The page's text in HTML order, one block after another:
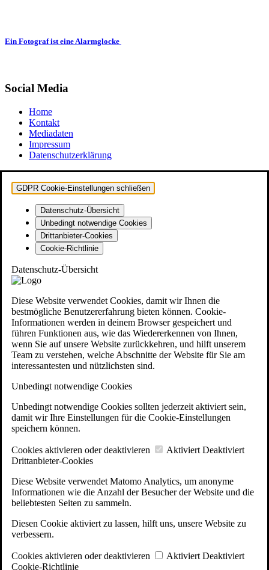
Ein Fotograf ist eine Alarmglocke
Social Media
Home
Kontakt
Mediadaten
Impressum
Datenschutzerklärung
GDPR Cookie-Einstellungen schließen
Datenschutz-Übersicht
Unbedingt notwendige Cookies
Drittanbieter-Cookies
Cookie-Richtlinie
Datenschutz-Übersicht
Diese Website verwendet Cookies, damit wir Ihnen die
bestmögliche Benutzererfahrung bieten können. Cookie-
Informationen werden in deinem Browser gespeichert und
führen Funktionen aus, wie das Wiedererkennen von Ihnen,
wenn Sie auf unsere Website zurückkehren, und hilft unserem
Team zu verstehen, welche Abschnitte der Website für Sie am
interessantesten und nützlichsten sind.
Unbedingt notwendige Cookies
Unbedingt notwendige Cookies sollten jederzeit aktiviert sein,
damit wir Ihre Einstellungen für die Cookie-Einstellungen
speichern können.
Cookies aktivieren oder deaktivieren Aktiviert Deaktiviert
Drittanbieter-Cookies
Diese Website verwendet Matomo Analytics, um anonyme
Informationen wie die Anzahl der Besucher der Website und die
beliebtesten Seiten zu sammeln.
Diesen Cookie aktiviert zu lassen, hilft uns, unsere Website zu
verbessern.
Cookies aktivieren oder deaktivieren Aktiviert Deaktiviert
Cookie-Richtlinie